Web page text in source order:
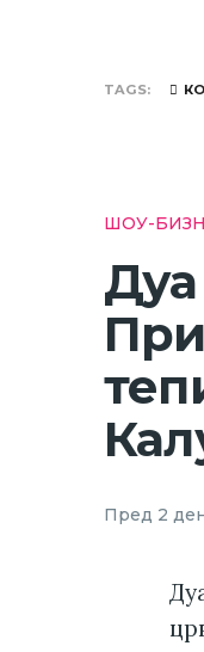
TAGS
ШОУ-
Пред 2